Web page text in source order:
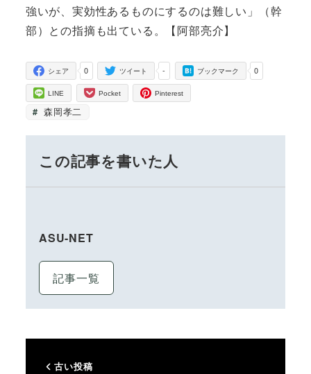
強いが、実効性あるものにするのは難しい」（幹
部）との指摘も出ている。【阿部亮介】
0
シェア -
ツイート 0
ブックマーク
LINE Pocket Pinterest
森岡孝二
この記事を書いた人
ASU-NET
記事一覧
古い投稿